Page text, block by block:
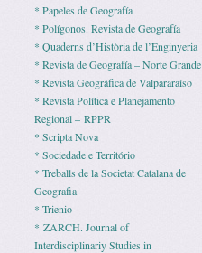
* Pape­les de Geografía
* Polígonos. Revista de Geografía
* Quaderns d’Història de l’Enginyeria
* Revista de Geografía – Norte Grande
* Revista Geográfica de Valpararaíso
* Revista Polí­tica e Pla­ne­ja­mento
Regio­nal – RPPR
* Scripta Nova
* Sociedade e Território
* Treballs de la Societat Catalana de
Geografia
* Trienio
* ZARCH. Journal of
Interdisciplinariy Studies in